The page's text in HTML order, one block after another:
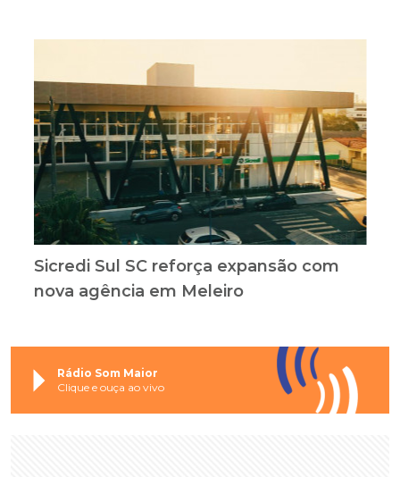
Sicredi Sul SC reforça expansão com
nova agência em Meleiro
Rádio Som Maior
Clique e ouça ao vivo